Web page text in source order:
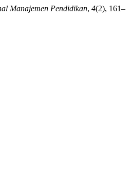
Manajemen Pendidikan, 4(2), 161–